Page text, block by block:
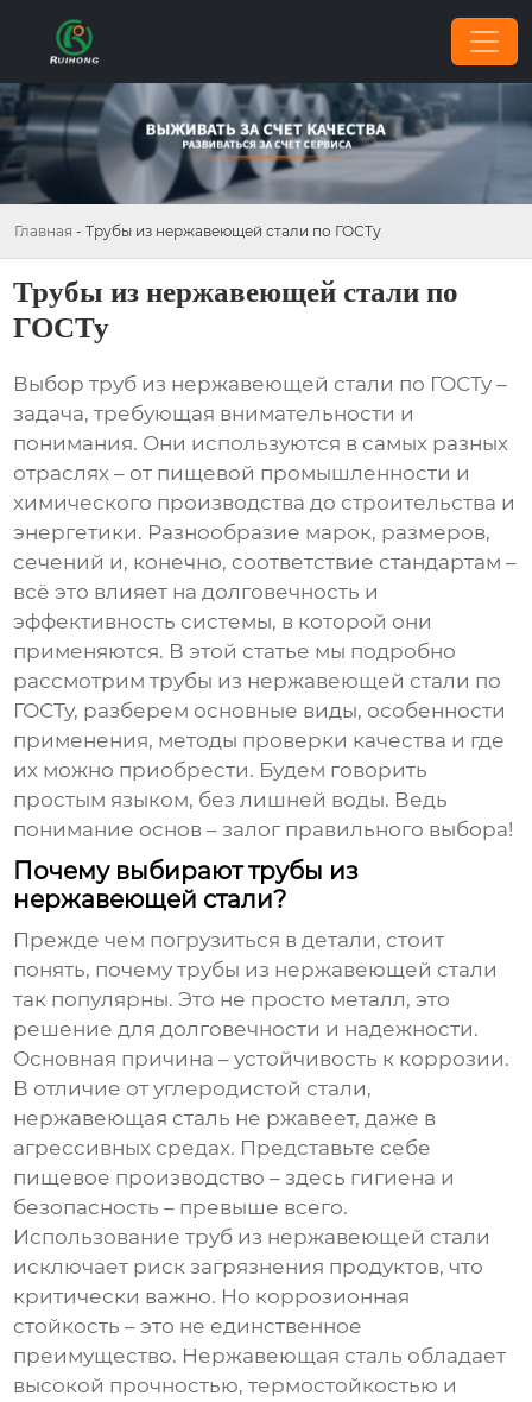
Главная - Трубы из нержавеющей стали по ГОСТу
Трубы из нержавеющей стали по
ГОСТу
Выбортруб из нержавеющей стали по ГОСТу –
задача, требующая внимательности и
понимания. Они используются в самых разных
отраслях – от пищевой промышленности и
химического производства до строительства и
энергетики. Разнообразие марок, размеров,
сечений и, конечно, соответствие стандартам –
всё это влияет на долговечность и
эффективность системы, в которой они
применяются. В этой статье мы подробно
рассмотримтрубы из нержавеющей стали по
ГОСТу, разберем основные виды, особенности
применения, методы проверки качества и где
их можно приобрести. Будем говорить
простым языком, без лишней воды. Ведь
понимание основ – залог правильного выбора!
Почему выбирают трубы из
нержавеющей стали?
Прежде чем погрузиться в детали, стоит
понять, почемутрубы из нержавеющей стали
так популярны. Это не просто металл, это
решение для долговечности и надежности.
Основная причина – устойчивость к коррозии.
В отличие от углеродистой стали,
нержавеющая сталь не ржавеет, даже в
агрессивных средах. Представьте себе
пищевое производство – здесь гигиена и
безопасность – превыше всего.
Использованиетруб из нержавеющей стали
исключает риск загрязнения продуктов, что
критически важно. Но коррозионная
стойкость – это не единственное
преимущество. Нержавеющая сталь обладает
высокой прочностью, термостойкостью и